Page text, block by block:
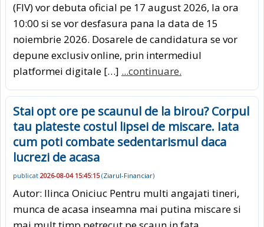
(FIV) vor debuta oficial pe 17 august 2026, la ora
10:00 si se vor desfasura pana la data de 15
noiembrie 2026. Dosarele de candidatura se vor
depune exclusiv online, prin intermediul
platformei digitale […] ...continuare.
Stai opt ore pe scaunul de la birou? Corpul
tau plateste costul lipsei de miscare. Iata
cum poti combate sedentarismul daca
lucrezi de acasa
publicat 2026-08-04 15:45:15(Ziarul-Financiar)
Autor: Ilinca Oniciuc Pentru multi angajati tineri,
munca de acasa inseamna mai putina miscare si